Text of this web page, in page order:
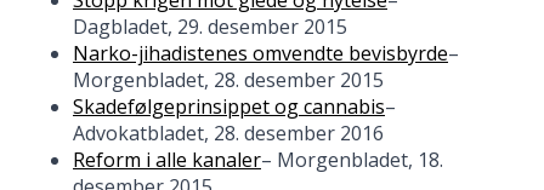
Dagbladet, 29. desember 2015
Narko-jihadistenes omvendte bevisbyrde–
Morgenbladet, 28. desember 2015
Skadefølgeprinsippet og cannabis–
Advokatbladet, 28. desember 2016
Reform i alle kanaler– Morgenbladet, 18.